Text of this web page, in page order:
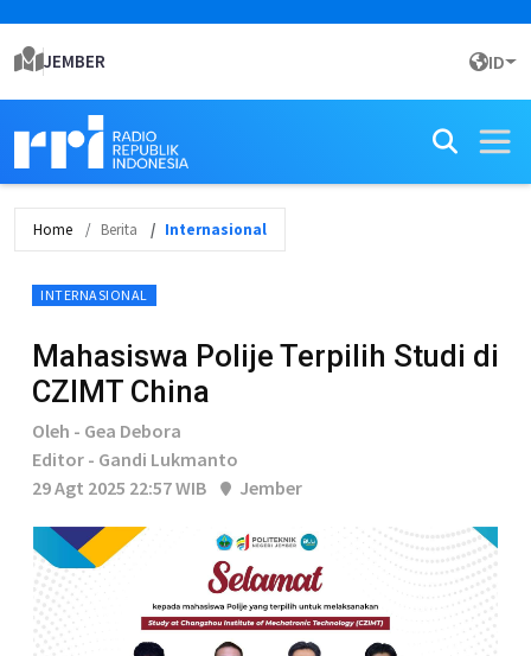
JEMBER ID
Home Berita Internasional
INTERNASIONAL
Mahasiswa Polije Terpilih Studi di
CZIMT China
Oleh - Gea Debora
Editor - Gandi Lukmanto
29 Agt 2025 22:57 WIB
Jember